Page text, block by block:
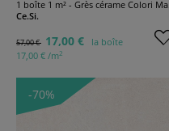
1 boîte 1 m² - Grès cérame Colori Mat Cotone
Ce.Si.
57,00 € 17,00 €
la boîte
17,00 € /m2
-70%